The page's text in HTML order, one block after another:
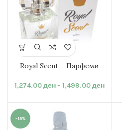
Royal Scent – Парфеми
1,274.00ден–1,499.00ден
-15%